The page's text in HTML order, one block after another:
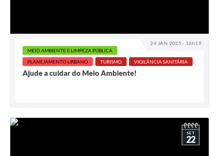
24 JAN 2025 - 16h19
MEIO AMBIENTE E LIMPEZA PÚBLICA
PLANEJAMENTO URBANO
TURISMO VIGILÂNCIA SANITÁRIA
Ajude a cuidar do Meio Ambiente!
SET
22